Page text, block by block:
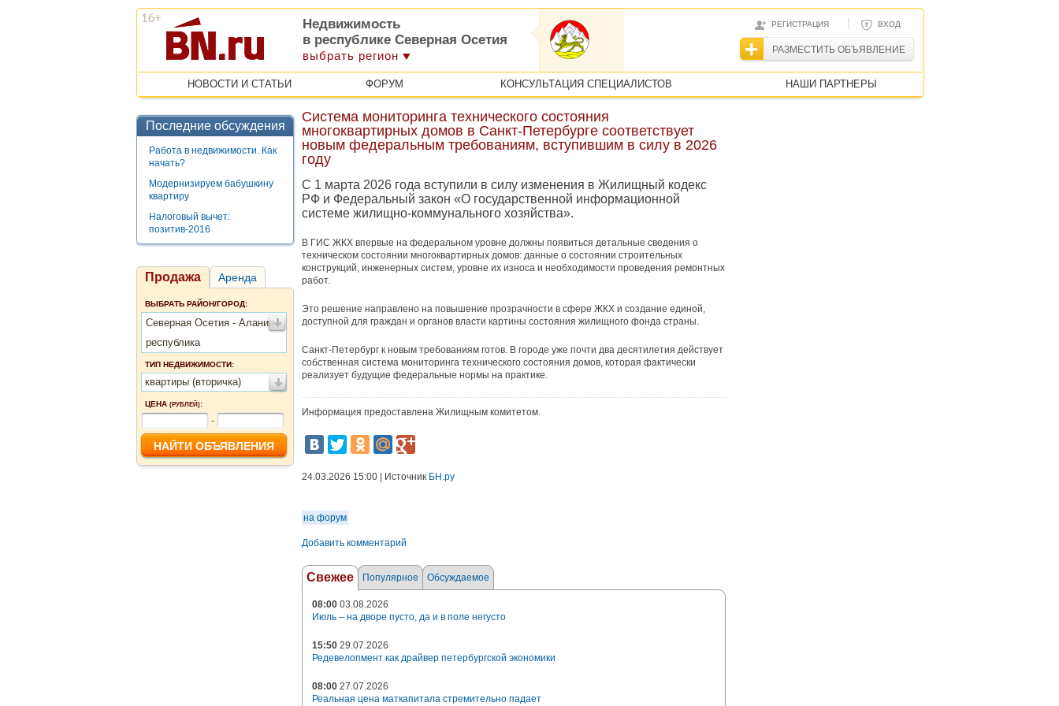
РЕГИСТРАЦИЯ | ВХОД
РАЗМЕСТИТЬ ОБЪЯВЛЕНИЕ
Недвижимость
в республике Северная Осетия
выбрать регион
НОВОСТИ И СТАТЬИ ФОРУМ КОНСУЛЬТАЦИЯ СПЕЦИАЛИСТОВ НАШИ ПАРТНЕРЫ
Последние обсуждения
Работа в недвижимости. Как
начать?
Модернизируем бабушкину
квартиру
Налоговый вычет:
позитив-2016
Продажа Аренда
ВЫБРАТЬ РАЙОН/ГОРОД:
Северная Осетия - Алания
республика
ТИП НЕДВИЖИМОСТИ:
квартиры (вторичка)
ЦЕНА (РУБЛЕЙ):
-
Система мониторинга технического состояния
многоквартирных домов в Санкт-Петербурге соответствует
новым федеральным требованиям, вступившим в силу в 2026
году
С 1 марта 2026 года вступили в силу изменения в Жилищный кодекс
РФ и Федеральный закон «О государственной информационной
системе жилищно-коммунального хозяйства».
В ГИС ЖКХ впервые на федеральном уровне должны появиться детальные сведения о
техническом состоянии многоквартирных домов: данные о состоянии строительных
конструкций, инженерных систем, уровне их износа и необходимости проведения ремонтных
работ.
Это решение направлено на повышение прозрачности в сфере ЖКХ и создание единой,
доступной для граждан и органов власти картины состояния жилищного фонда страны.
Санкт-Петербург к новым требованиям готов. В городе уже почти два десятилетия действует
собственная система мониторинга технического состояния домов, которая фактически
реализует будущие федеральные нормы на практике.
Информация предоставлена Жилищным комитетом.
24.03.2026 15:00 | Источник БН.ру
на форум
Добавить комментарий
Свежее Популярное Обсуждаемое
08:00 03.08.2026
Июль – на дворе пусто, да и в поле негусто
15:50 29.07.2026
Редевелопмент как драйвер петербургской экономики
08:00 27.07.2026
Реальная цена маткапитала стремительно падает